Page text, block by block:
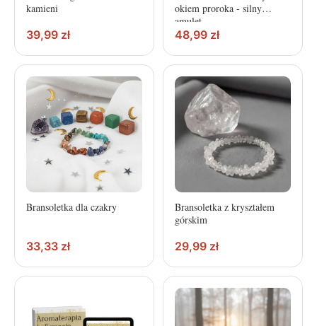
kamieni
39,99 zł
okiem proroka - silny
amulet
48,99 zł
Bransoletka dla czakry
33,33 zł
Bransoletka z kryształem
górskim
29,99 zł